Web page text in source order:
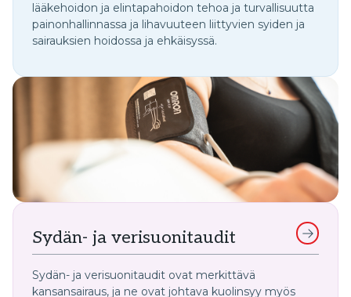
lääkehoidon ja elintapahoidon tehoa ja turvallisuutta
painonhallinnassa ja lihavuuteen liittyvien syiden ja
sairauksien hoidossa ja ehkäisyssä.
Sydän- ja verisuonitaudit
Sydän- ja verisuonitaudit ovat merkittävä
kansansairaus, ja ne ovat johtava kuolinsyy myös